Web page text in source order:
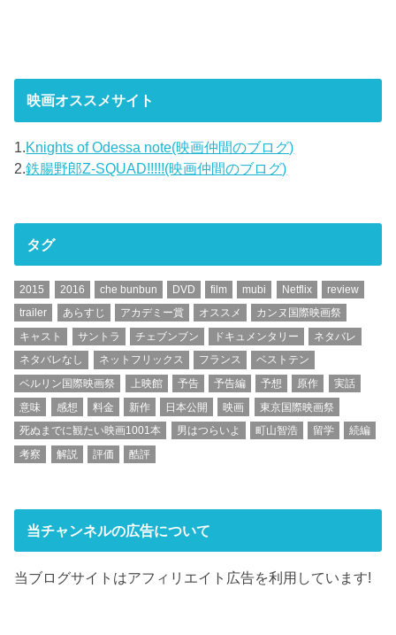
映画オススメサイト
1.Knights of Odessa note(映画仲間のブログ)
2.鉄腸野郎Z-SQUAD!!!!!(映画仲間のブログ)
タグ
2015 2016 che bunbun DVD film mubi Netflix
review
trailer
あらすじ アカデミー賞 オススメ
カンヌ国際映画祭
キャスト
サントラ チェブンブン ドキュメンタリー
ネタバレ
ネタバレなし
ネットフリックス フランス
ベストテン
ベルリン国際映画祭
上映館 予告 予告編 予想 原作
実話
意味
感想 料金 新作 日本公開 映画
東京国際映画祭
死ぬまでに観たい映画1001本
男はつらいよ 町山智浩 留学
続編
考察
解説 評価 酷評
当チャンネルの広告について
当ブログサイトはアフィリエイト広告を利用しています!